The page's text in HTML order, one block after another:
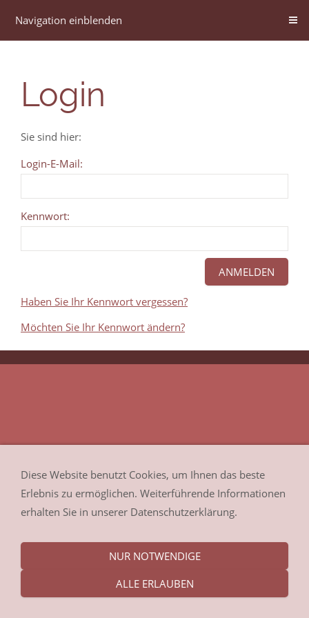
Navigation einblenden
Login
Sie sind hier:
Login-E-Mail:
Kennwort:
Haben Sie Ihr Kennwort vergessen?
Möchten Sie Ihr Kennwort ändern?
Diese Website benutzt Cookies, um Ihnen das beste
Erlebnis zu ermöglichen. Weiterführende Informationen
erhalten Sie in unserer Datenschutzerklärung.
NUR NOTWENDIGE
ALLE ERLAUBEN